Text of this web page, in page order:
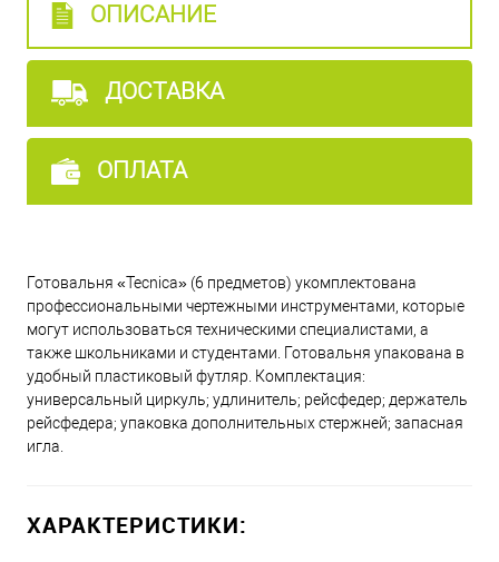
ОПИСАНИЕ
ДОСТАВКА
ОПЛАТА
Готовальня «Tecnica» (6 предметов) укомплектована
профессиональными чертежными инструментами, которые
могут использоваться техническими специалистами, а
также школьниками и студентами. Готовальня упакована в
удобный пластиковый футляр. Комплектация:
универсальный циркуль; удлинитель; рейсфедер; держатель
рейсфедера; упаковка дополнительных стержней; запасная
игла.
ХАРАКТЕРИСТИКИ: